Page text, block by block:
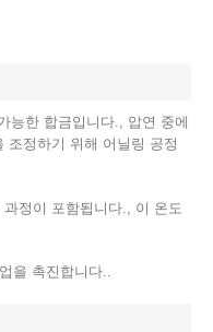
능한 합금입니다., 압연 중에
조정하기 위해 어닐링 공정
정이 포함됩니다., 이 온도
을 촉진합니다..